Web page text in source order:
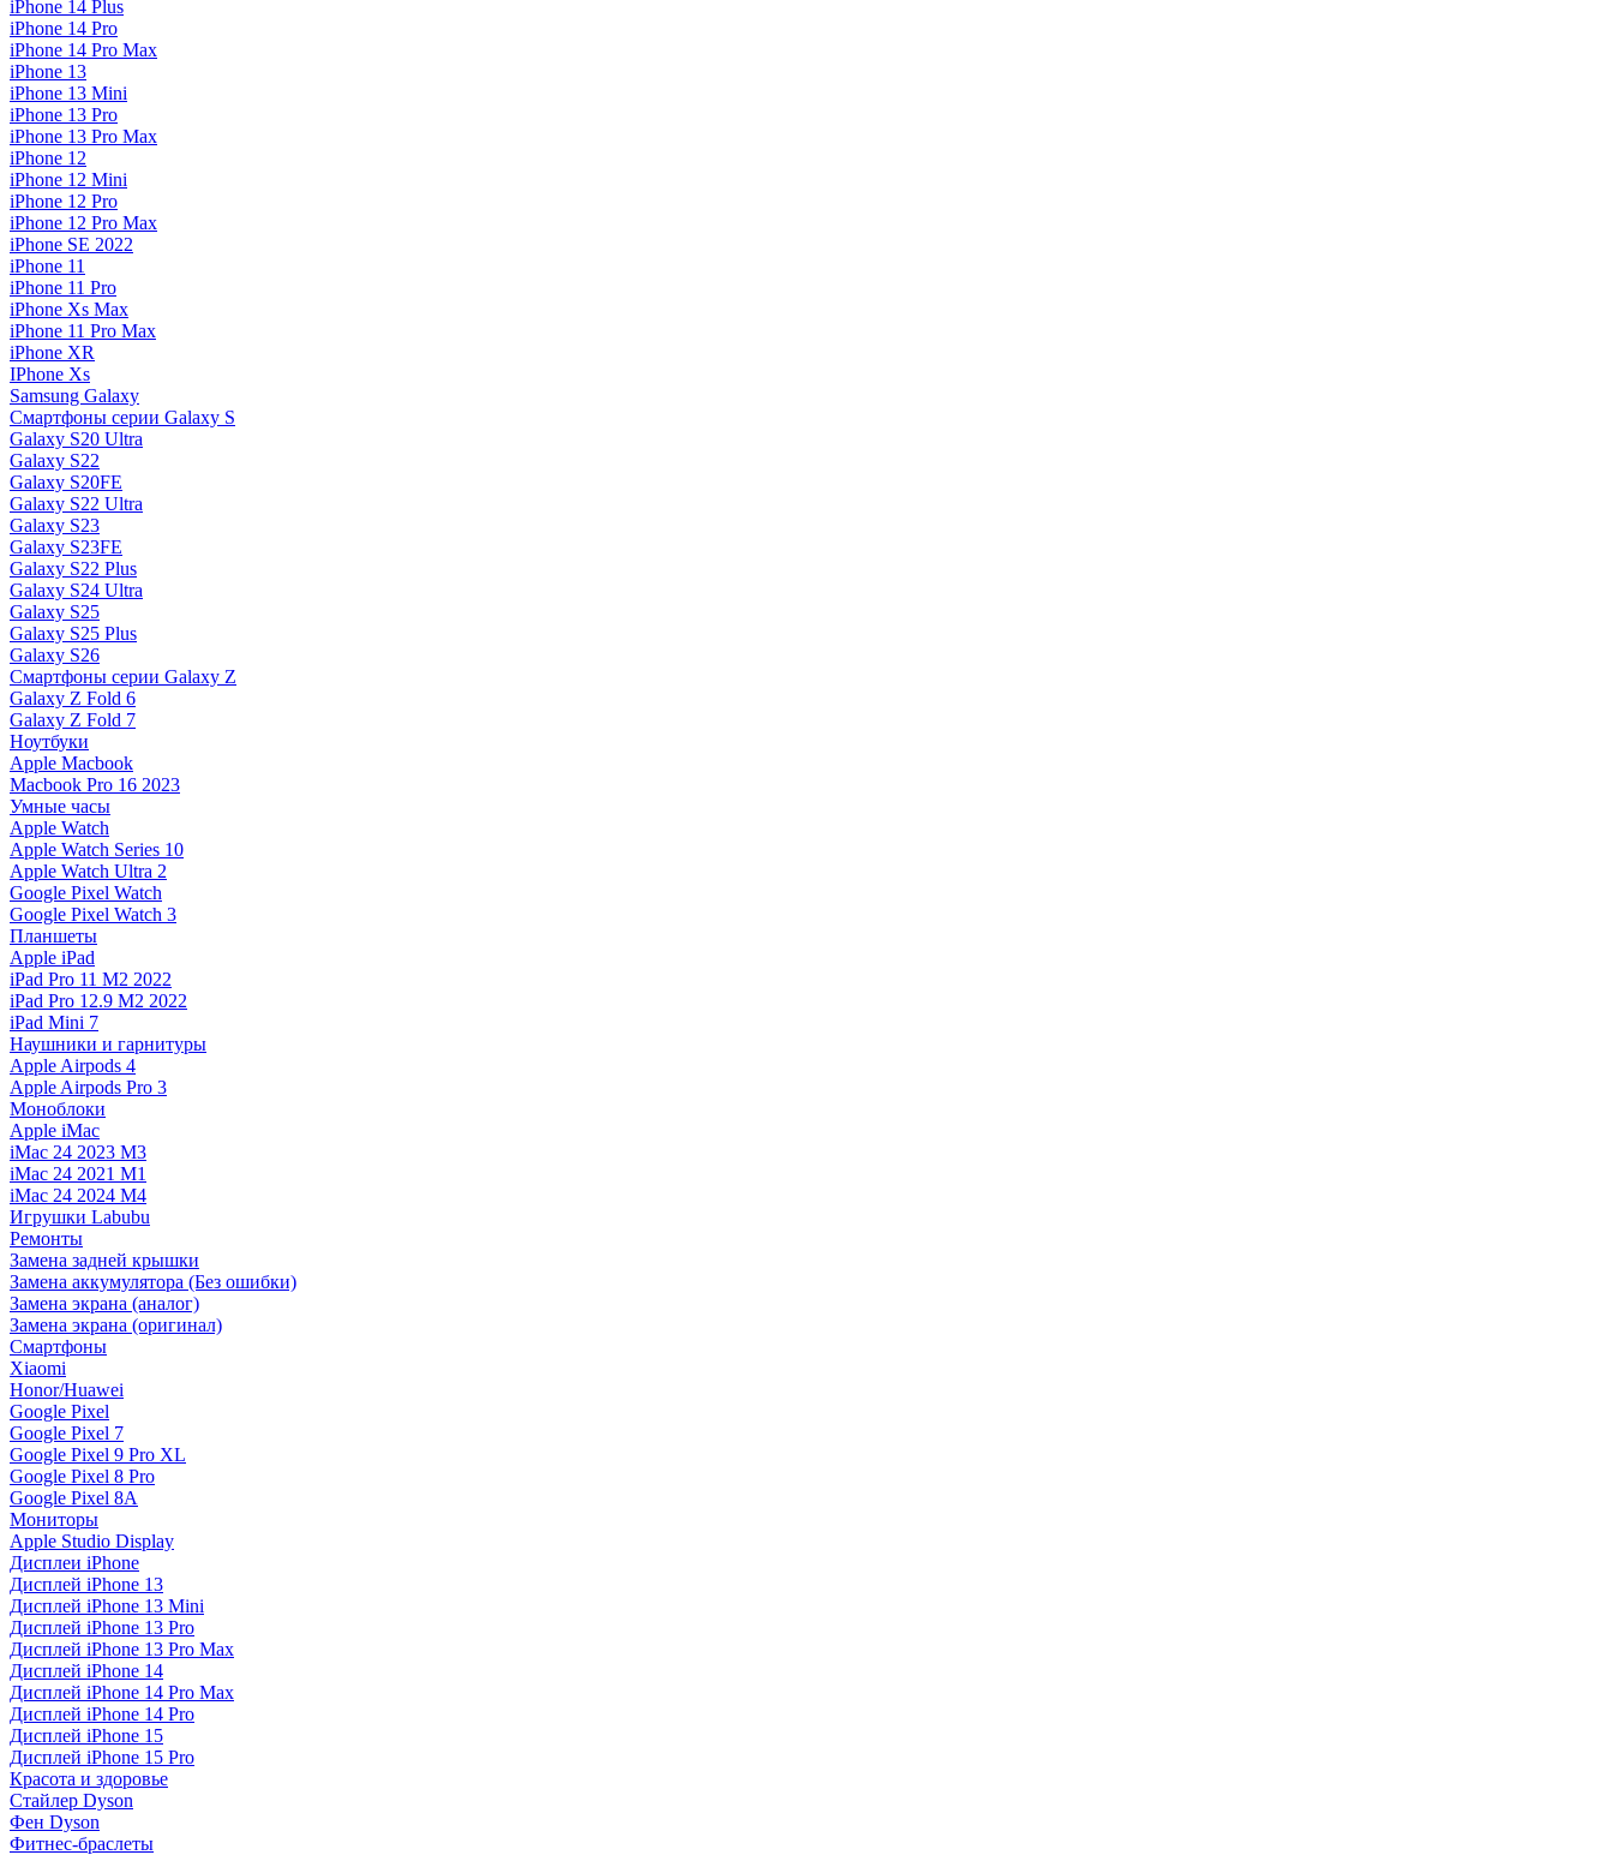
iPhone 14 Plus
iPhone 14 Pro
iPhone 14 Pro Max
iPhone 13
iPhone 13 Mini
iPhone 13 Pro
iPhone 13 Pro Max
iPhone 12
iPhone 12 Mini
iPhone 12 Pro
iPhone 12 Pro Max
iPhone SE 2022
iPhone 11
iPhone 11 Pro
iPhone Xs Max
iPhone 11 Pro Max
iPhone XR
IPhone Xs
Samsung Galaxy
Смартфоны серии Galaxy S
Galaxy S20 Ultra
Galaxy S22
Galaxy S20FE
Galaxy S22 Ultra
Galaxy S23
Galaxy S23FE
Galaxy S22 Plus
Galaxy S24 Ultra
Galaxy S25
Galaxy S25 Plus
Galaxy S26
Смартфоны серии Galaxy Z
Galaxy Z Fold 6
Galaxy Z Fold 7
Ноутбуки
Apple Macbook
Macbook Pro 16 2023
Умные часы
Apple Watch
Apple Watch Series 10
Apple Watch Ultra 2
Google Pixel Watch
Google Pixel Watch 3
Планшеты
Apple iPad
iPad Pro 11 M2 2022
iPad Pro 12.9 M2 2022
iPad Mini 7
Наушники и гарнитуры
Apple Airpods 4
Apple Airpods Pro 3
Моноблоки
Apple iMac
iMac 24 2023 M3
iMac 24 2021 M1
iMac 24 2024 M4
Игрушки Labubu
Ремонты
Замена задней крышки
Замена аккумулятора (Без ошибки)
Замена экрана (аналог)
Замена экрана (оригинал)
Смартфоны
Xiaomi
Honor/Huawei
Google Pixel
Google Pixel 7
Google Pixel 9 Pro XL
Google Pixel 8 Pro
Google Pixel 8A
Мониторы
Apple Studio Display
Дисплеи iPhone
Дисплей iPhone 13
Дисплей iPhone 13 Mini
Дисплей iPhone 13 Pro
Дисплей iPhone 13 Pro Max
Дисплей iPhone 14
Дисплей iPhone 14 Pro Max
Дисплей iPhone 14 Pro
Дисплей iPhone 15
Дисплей iPhone 15 Pro
Красота и здоровье
Стайлер Dyson
Фен Dyson
Фитнес-браслеты